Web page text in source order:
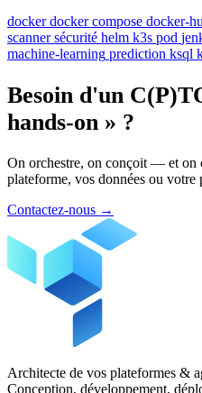
docker docker compose docker-
scanner sécurité helm k3s pod
machine-learning prediction ksql
Besoin d'un
hands-on » ?
On orchestre, on conçoit — et on
plateforme, vos données ou votre
Contactez-nous →
Architecte de vos plateformes &
Conception, développement,